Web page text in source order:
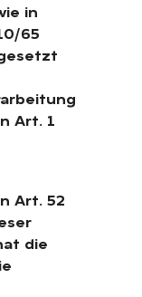
in
65
Art. 1
Art. 52
die